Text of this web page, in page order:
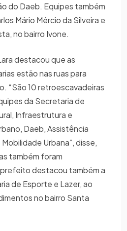
do Daeb. Equipes também
Mário Mércio da Silveira e
no bairro Ivone.
destacou que as
estão nas ruas para
“São 10 retroescavadeiras
da Secretaria de
Infraestrutura e
Daeb, Assistência
Urbana”, disse,
também foram
destacou também a
de Esporte e Lazer, ao
no bairro Santa